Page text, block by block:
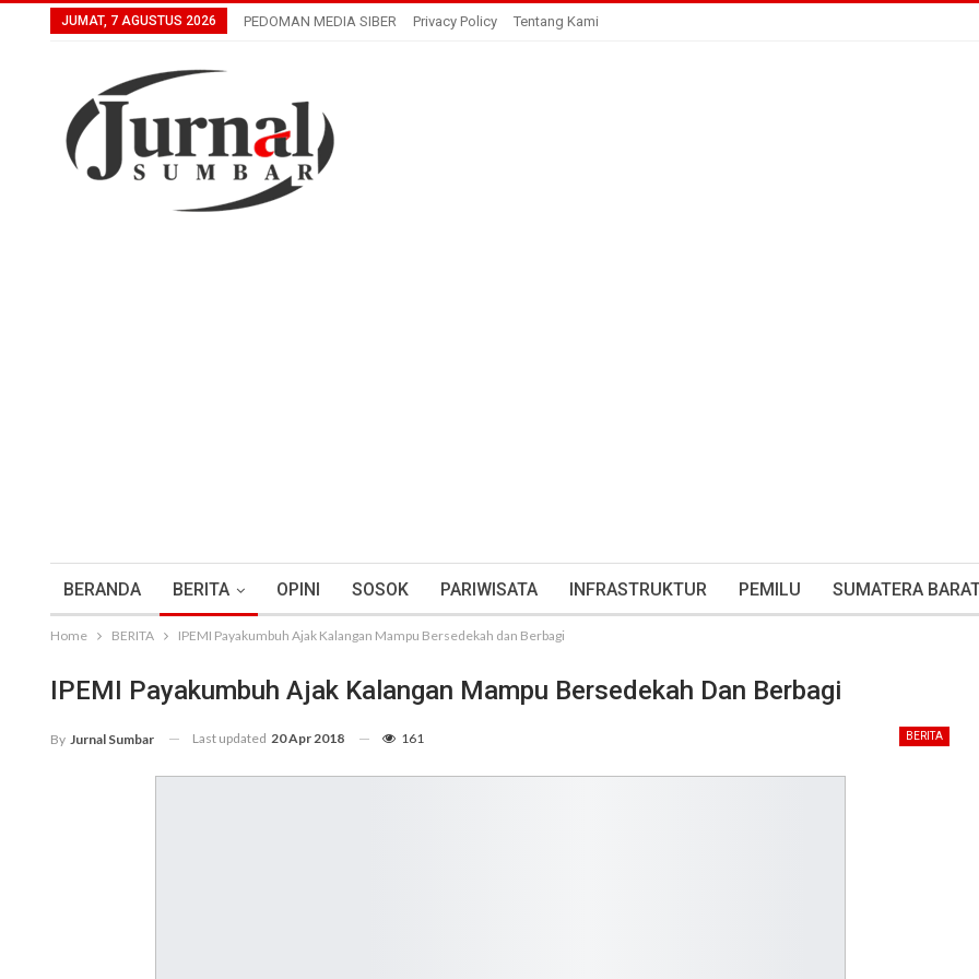
JUMAT, 7 AGUSTUS 2026 PEDOMAN MEDIA SIBER Privacy Policy Tentang Kami
BERANDA BERITA OPINI SOSOK PARIWISATA INFRASTRUKTUR PEMILU SUMATERA
Home BERITA IPEMI Payakumbuh Ajak Kalangan Mampu Bersedekah dan Berbagi
IPEMI Payakumbuh Ajak Kalangan Mampu Bersedekah Dan Berbagi
BERITA
By Jurnal Sumbar Last updated 20 Apr 2018 161